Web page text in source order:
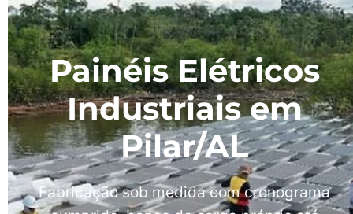
Painéis Elétricos
Industriais em
Pilar/AL
Fabricação sob medida com cronograma